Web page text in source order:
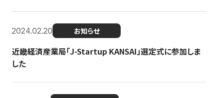
2024.02.20 お知らせ
近畿経済産業局「J-Startup KANSAI」選定式に参加しま
した